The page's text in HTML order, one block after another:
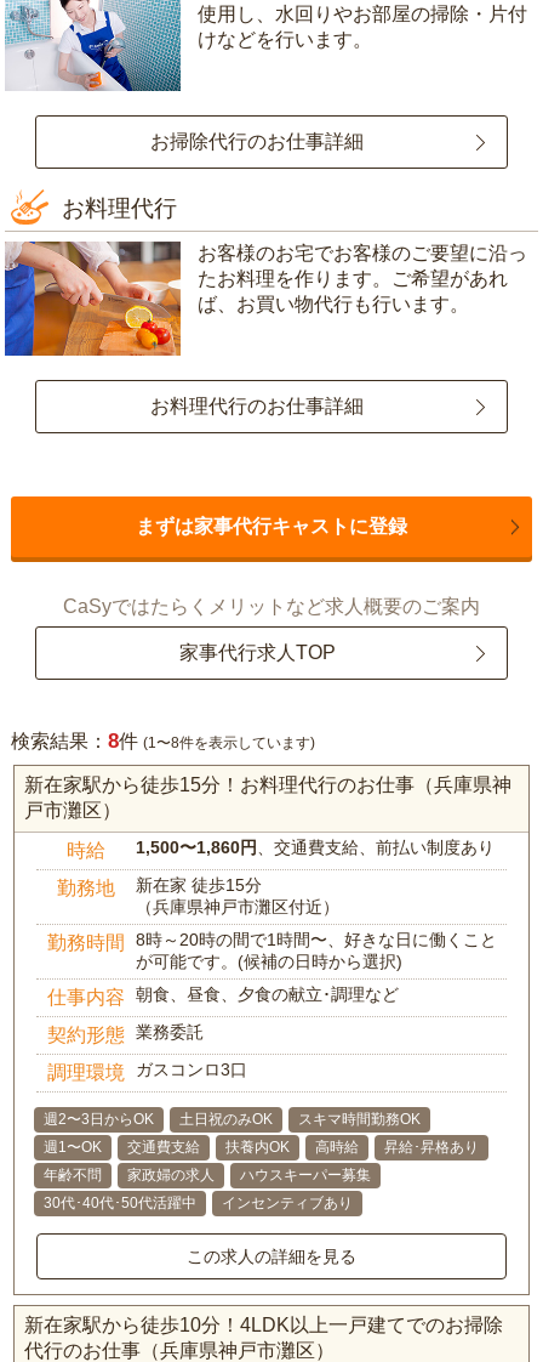
使用し、水回りやお部屋の掃除・片付
けなどを行います。
お掃除代行のお仕事詳細
お料理代行
お客様のお宅でお客様のご要望に沿っ
たお料理を作ります。ご希望があれ
ば、お買い物代行も行います。
お料理代行のお仕事詳細
まずは家事代行キャストに登録
CaSyではたらくメリットなど求人概要のご案内
家事代行求人TOP
検索結果： 8件 (1〜8件を表示しています)
新在家駅から徒歩15分！お料理代行のお仕事（兵庫県神
戸市灘区）
時給 1,500〜1,860円 、交通費支給、前払い制度あり
勤務地
新在家 徒歩15分
（兵庫県神戸市灘区付近）
勤務時間
8時～20時の間で1時間〜、好きな日に働くこと
が可能です。(候補の日時から選択)
仕事内容 朝食、昼食、夕食の献立･調理など
契約形態 業務委託
調理環境 ガスコンロ3口
週2〜3日からOK 土日祝のみOK
スキマ時間勤務OK
週1〜OK
交通費支給 扶養内OK 高時給
昇給･昇格あり
年齢不問
家政婦の求人
ハウスキーパー募集
30代･40代･50代活躍中
インセンティブあり
この求人の詳細を見る
新在家駅から徒歩10分！4LDK以上一戸建てでのお掃除
代行のお仕事（兵庫県神戸市灘区）